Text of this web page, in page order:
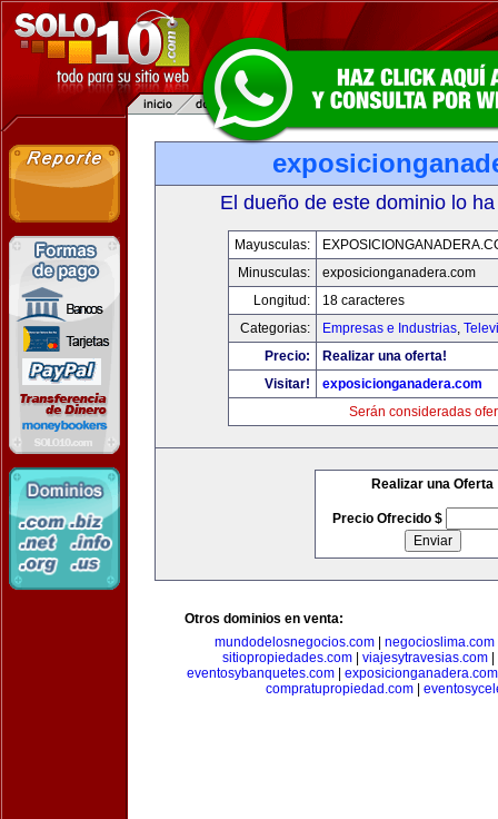
El dueño de este dominio lo
Mayusculas:
Minusculas:
exposicionganadera.com
Longitud:
18 caracteres
Categorias:
Empresas e Industrias,
Precio:
Realizar una oferta!
Visitar!
exposicionganadera.com
Serán consideradas
Realizar una Oferta
Precio Ofrecido $
Otros dominios en venta:
mundodelosnegocios.com| negocioslima.com
sitiopropiedades.com| viajesytravesias.com|
eventosybanquetes.com| exposicionganadera.com
compratupropiedad.com